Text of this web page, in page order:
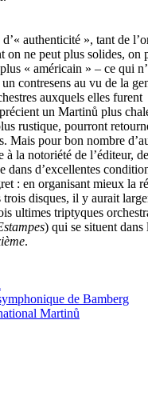
authenticité », tant de
on ne peut plus solides, on
« américain » – ce qui
contresens au vu de la
auxquels elles furent
un Martinů plus
rustique, pourront
Mais pour bon nombre
à la notoriété de l’éditeur, de
dans d’excellentes
: en organisant mieux la
trois disques, il y aurait
ultimes triptyques
) qui se situent dans
.
de Bamberg
Martinů